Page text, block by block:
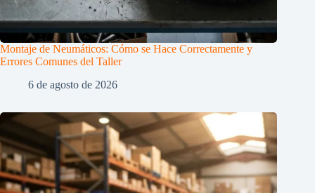
Montaje de Neumáticos: Cómo se Hace Correctamente y
Errores Comunes del Taller
6 de agosto de 2026